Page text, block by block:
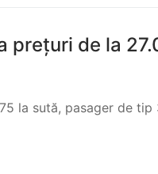
prețuri de la
la sută, pasager de